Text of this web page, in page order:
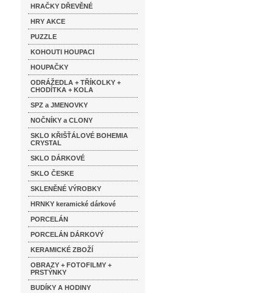
HRAČKY DŘEVĚNÉ
HRY AKCE
PUZZLE
KOHOUTI HOUPACI
HOUPAČKY
ODRÁŽEDLA + TŘÍKOLKY +
CHODÍTKA + KOLA
SPZ a JMENOVKY
NOČNÍKY a CLONY
SKLO KŘIŠŤÁLOVÉ BOHEMIA
CRYSTAL
SKLO DÁRKOVÉ
SKLO ČESKE
SKLENĚNÉ VÝROBKY
HRNKY keramické dárkové
PORCELÁN
PORCELÁN DÁRKOVÝ
KERAMICKÉ ZBOŽÍ
OBRAZY + FOTOFILMY +
PRSTÝNKY
BUDÍKY A HODINY